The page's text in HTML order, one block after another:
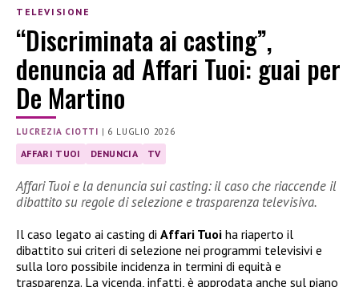
TELEVISIONE
“Discriminata ai casting”,
denuncia ad Affari Tuoi: guai per
De Martino
LUCREZIA CIOTTI | 6 LUGLIO 2026
AFFARI TUOI DENUNCIA TV
Affari Tuoi e la denuncia sui casting: il caso che riaccende il
dibattito su regole di selezione e trasparenza televisiva.
Il caso legato ai casting di Affari Tuoi ha riaperto il
dibattito sui criteri di selezione nei programmi televisivi e
sulla loro possibile incidenza in termini di equità e
trasparenza. La vicenda, infatti, è approdata anche sul piano